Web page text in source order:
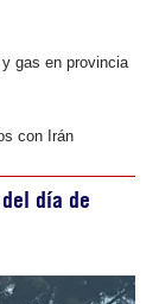
gas en provincia
con Irán
día de